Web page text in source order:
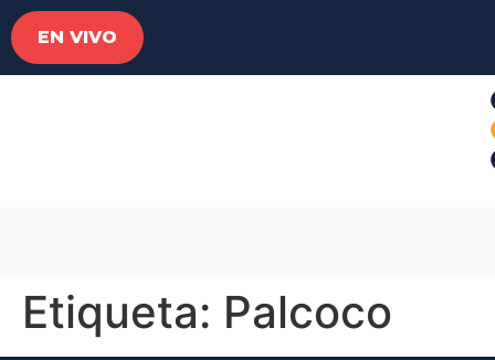
EN VIVO
Etiqueta: Palcoco